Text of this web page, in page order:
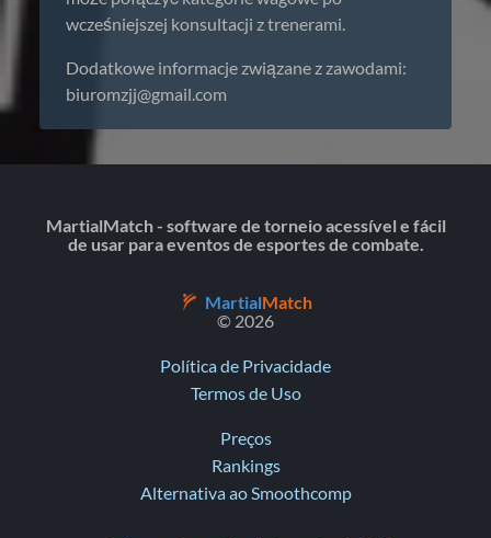
wcześniejszej konsultacji z trenerami.
Dodatkowe informacje związane z zawodami:
biuromzjj@gmail.com
MartialMatch - software de torneio acessível e fácil
de usar para eventos de esportes de combate.
MartialMatch
© 2026
Política de Privacidade
Termos de Uso
Preços
Rankings
Alternativa ao Smoothcomp